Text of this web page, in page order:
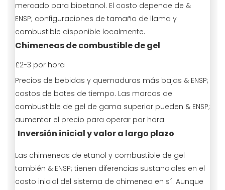
mercado para bioetanol. El costo depende de &
ENSP; configuraciones de tamaño de llama y
combustible disponible localmente.
Chimeneas de combustible de gel
£2-3 por hora
Precios de bebidas y quemaduras más bajas & ENSP;
costos de botes de tiempo. Las marcas de
combustible de gel de gama superior pueden & ENSP;
aumentar el precio para operar por hora.
Inversión inicial y valor a largo plazo
Las chimeneas de etanol y combustible de gel
también & ENSP; tienen diferencias sustanciales en el
costo inicial del sistema de chimenea en sí. Aunque